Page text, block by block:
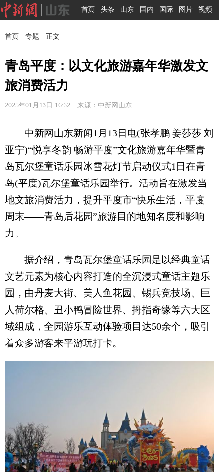
首页 头条 山东 国内 国际 图片 视频
首页—专题—正文
青岛平度：以文化旅游嘉年华激发文
旅消费活力
2025年01月13日 16:32 来源：中新网山东
中新网山东新闻1月13日电(张孝鹏 姜莎莎 刘
亚宁)“悦享冬韵 畅游平度”文化旅游嘉年华暨青
岛瓦尔堡童话乐园冰雪花灯节启动仪式1日在青
岛(平度)瓦尔堡童话乐园举行。活动旨在激发当
地文旅消费活力，提升平度市“快乐生活，平度
周末——青岛后花园”旅游目的地知名度和影响
力。
据介绍，青岛瓦尔堡童话乐园是以经典童话
文艺元素为核心内容打造的全沉浸式童话主题乐
园，由丹麦大街、美人鱼花园、锡兵竞技场、巨
人荷尔格、丑小鸭冒险世界、拇指奇缘等六大区
域组成，全园游乐互动体验项目达50余个，吸引
着众多游客来平游玩打卡。